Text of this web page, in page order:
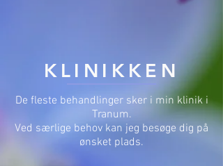
KLINIKKEN
De fleste behandlinger sker i min klinik i
Tranum.
Ved særlige behov kan jeg besøge dig på
ønsket plads.